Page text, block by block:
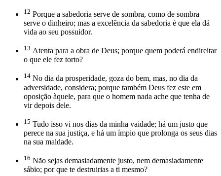
12 Porque a sabedoria serve de sombra, como de sombra
serve o dinheiro; mas a excelência da sabedoria é que ela dá
vida ao seu possuidor.
13 Atenta para a obra de Deus; porque quem poderá endireitar
o que ele fez torto?
14 No dia da prosperidade, goza do bem, mas, no dia da
adversidade, considera; porque também Deus fez este em
oposição àquele, para que o homem nada ache que tenha de
vir depois dele.
15 Tudo isso vi nos dias da minha vaidade; há um justo que
perece na sua justiça, e há um ímpio que prolonga os seus dias
na sua maldade.
16 Não sejas demasiadamente justo, nem demasiadamente
sábio; por que te destruirias a ti mesmo?